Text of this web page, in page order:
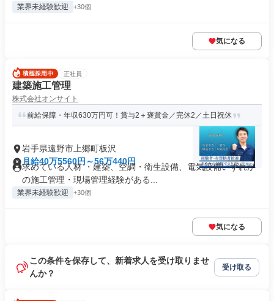
業界未経験歓迎 +30個
気になる
正社員
建築施工管理
株式会社オンサイト
前給保障・年収630万円可！賞与2＋褒賞金／完休2／土日祝休
岩手県遠野市上郷町板沢
月給40万5560円～56万440円
求めている人材 ・建築、空調・衛生設備、電気設備いずれか
の施工管理・現場管理経験がある...
業界未経験歓迎 +30個
気になる
この条件を保存して、新着求人を受け取りませ
んか？
受け取る